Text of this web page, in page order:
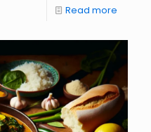
Read more